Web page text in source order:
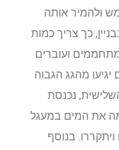
ולהמיר אותה
כך צריך כמות
ועוברים
מהגג הגבוה
נכנסת
את המים במעגל
בנוסף